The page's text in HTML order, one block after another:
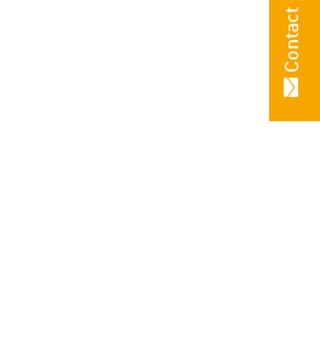
Contact